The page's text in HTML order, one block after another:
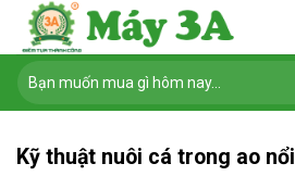
Chuyển
nội
dung
Tìm
kiếm:
Kỹ thuật nuôi cá trong ao nổi